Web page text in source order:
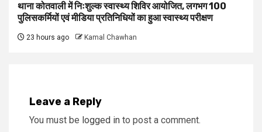
थाना कोतवाली में निःशुल्क स्वास्थ्य शिविर आयोजित, लगभग 100
पुलिसकर्मियों एवं मीडिया प्रतिनिधियों का हुआ स्वास्थ्य परीक्षण
23 hours ago Kamal Chawhan
Leave a Reply
You must be logged in to post a comment.